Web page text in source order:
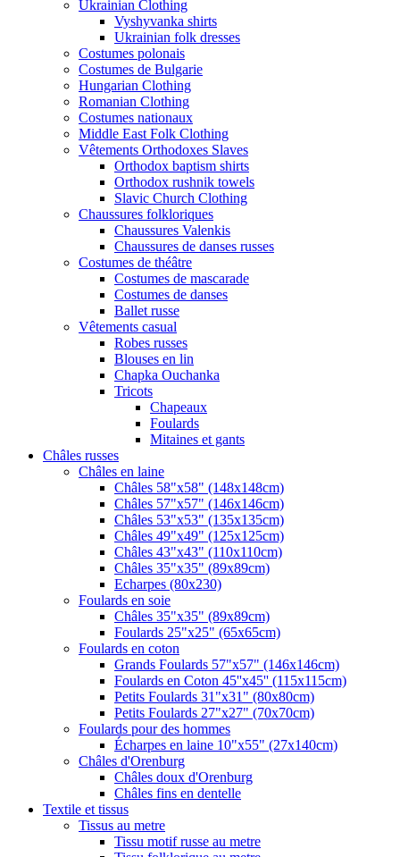
Ukrainian Clothing
Vyshyvanka shirts
Ukrainian folk dresses
Costumes polonais
Costumes de Bulgarie
Hungarian Clothing
Romanian Clothing
Costumes nationaux
Middle East Folk Clothing
Vêtements Orthodoxes Slaves
Orthodox baptism shirts
Orthodox rushnik towels
Slavic Church Clothing
Chaussures folkloriques
Chaussures Valenkis
Chaussures de danses russes
Costumes de théâtre
Costumes de mascarade
Costumes de danses
Ballet russe
Vêtements casual
Robes russes
Blouses en lin
Chapka Ouchanka
Tricots
Chapeaux
Foulards
Mitaines et gants
Châles russes
Châles en laine
Châles 58"x58" (148x148cm)
Châles 57"x57" (146x146cm)
Châles 53"x53" (135x135cm)
Châles 49"x49" (125x125cm)
Châles 43"x43" (110x110cm)
Châles 35"x35" (89x89cm)
Echarpes (80х230)
Foulards en soie
Châles 35"x35" (89x89cm)
Foulards 25"x25" (65x65cm)
Foulards en coton
Grands Foulards 57"x57" (146x146cm)
Foulards en Coton 45''x45'' (115x115cm)
Petits Foulards 31"x31" (80x80cm)
Petits Foulards 27"x27" (70x70cm)
Foulards pour des hommes
Écharpes en laine 10"x55" (27x140cm)
Châles d'Orenburg
Châles doux d'Orenburg
Châles fins en dentelle
Textile et tissus
Tissus au metre
Tissu motif russe au metre